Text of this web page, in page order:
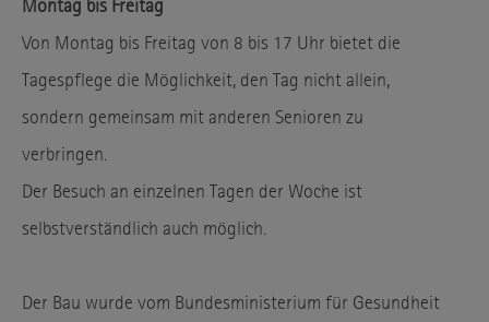
Montag bis Freitag
Von Montag bis Freitag von 8 bis 17 Uhr bietet die
Tagespflege die Möglichkeit, den Tag nicht allein,
sondern gemeinsam mit anderen Senioren zu
verbringen.
Der Besuch an einzelnen Tagen der Woche ist
selbstverständlich auch möglich.
Der Bau wurde vom Bundesministerium für Gesundheit